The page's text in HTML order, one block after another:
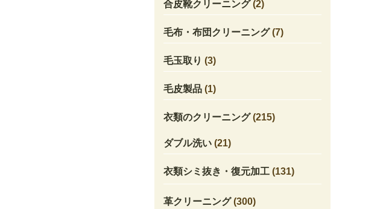
合皮靴クリーニング(2)
毛布・布団クリーニング(7)
毛玉取り (3)
毛皮製品(1)
衣類のクリーニング(215)
ダブル洗い(21)
衣類シミ抜き・復元加工(131)
革クリーニング(300)